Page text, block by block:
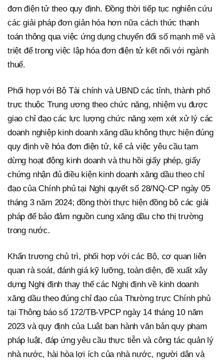
đơn điện tử theo quy định. Đồng thời tiếp tục nghiên cứu
các giải pháp đơn giản hóa hơn nữa cách thức thanh
toán thông qua việc ứng dụng chuyển đổi số mạnh mẽ và
triệt để trong việc lập hóa đơn điện tử kết nối với ngành
thuế.
Phối hợp với Bộ Tài chính và UBND các tỉnh, thành phố
trực thuộc Trung ương theo chức năng, nhiệm vụ được
giao chỉ đạo các lực lượng chức năng xem xét xử lý các
doanh nghiệp kinh doanh xăng dầu không thực hiện đúng
quy định về hóa đơn điện tử, kể cả việc yêu cầu tạm
dừng hoạt động kinh doanh và thu hồi giấy phép, giấy
chứng nhận đủ điều kiện kinh doanh xăng dầu theo chỉ
đạo của Chính phủ tại Nghị quyết số 28/NQ-CP ngày 05
tháng 3 năm 2024; đồng thời thực hiện đồng bộ các giải
pháp để bảo đảm nguồn cung xăng dầu cho thị trường
trong nước.
Khẩn trương chủ trì, phối hợp với các Bộ, cơ quan liên
quan rà soát, đánh giá kỹ lưỡng, toàn diện, đề xuất xây
dựng Nghị định thay thế các Nghị định về kinh doanh
xăng dầu theo đúng chỉ đạo của Thường trực Chính phủ
tại Thông báo số 172/TB-VPCP ngày 14 tháng 10 năm
2023 và quy định của Luật ban hành văn bản quy phạm
pháp luật, đáp ứng yêu cầu thực tiễn và công tác quản lý
nhà nước, hài hòa lợi ích của nhà nước, người dân và